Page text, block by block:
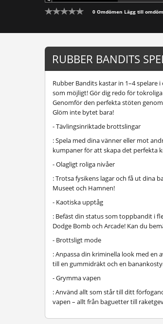
0 Omdömen Lägg till
RUBBER BANDITS
Rubber Bandits kastar in 1–4
som möjligt! Gör dig redo för
Genomför den perfekta stöten
Glöm inte bytet bara!
- Tävlingsinriktade brottslingar
: Spela med dina vänner eller mot
kumpaner för att skapa det perfekta
- Olagligt roliga nivåer
: Trotsa fysikens lagar och få ut dina
Museet och Hamnen!
- Kaotiska upptåg
: Befäst din status som toppbandit i
Dodge Bomb och Arcade! Kan du
- Brottsligt mode
: Anpassa din kriminella look med
till en gummidräkt och en
- Grymma vapen
: Använd allt som står till ditt
vapen – allt från baguetter till